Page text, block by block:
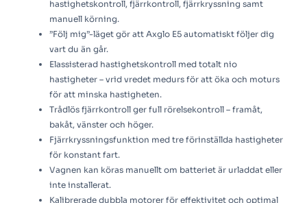
hastighetskontroll, fjärrkontroll, fjärrkryssning samt
manuell körning.
”Följ mig”-läget gör att Axglo E5 automatiskt följer dig
vart du än går.
Elassisterad hastighetskontroll med totalt nio
hastigheter – vrid vredet medurs för att öka och moturs
för att minska hastigheten.
Trådlös fjärrkontroll ger full rörelsekontroll – framåt,
bakåt, vänster och höger.
Fjärrkryssningsfunktion med tre förinställda hastigheter
för konstant fart.
Vagnen kan köras manuellt om batteriet är urladdat eller
inte installerat.
Kalibrerade dubbla motorer för effektivitet och optimal